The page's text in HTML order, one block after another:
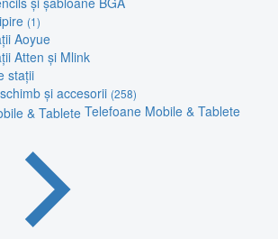
(1)
Aoyue
Atten și Mlink
stații
și accesorii (258)
Telefoane Mobile & Tablete